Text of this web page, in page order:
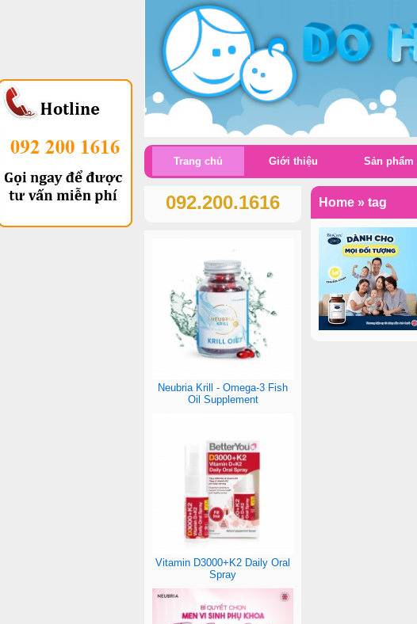
Home » tag
092.200.1616
Neubria Krill - Omega-3 Fish
Oil Supplement
Vitamin D3000+K2 Daily Oral
Spray
Trang chủ Giới thiệu Sản phẩm